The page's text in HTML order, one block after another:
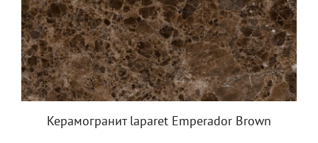
Керамогранит laparet Emperador Brown